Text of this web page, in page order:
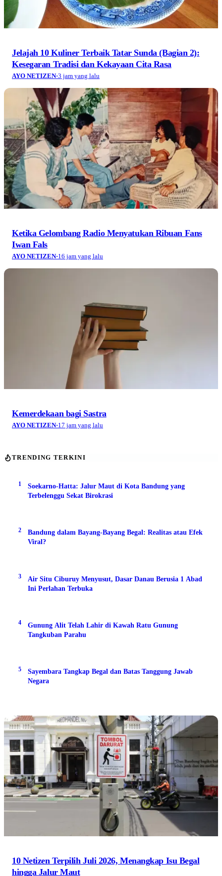
Jelajah 10 Kuliner Terbaik Tatar Sunda (Bagian 2):
Kesegaran Tradisi dan Kekayaan Cita Rasa
AYO NETIZEN·3 jam yang lalu
Ketika Gelombang Radio Menyatukan Ribuan Fans
Iwan Fals
AYO NETIZEN·16 jam yang lalu
Kemerdekaan bagi Sastra
AYO NETIZEN·17 jam yang lalu
TRENDING TERKINI
1
Soekarno-Hatta: Jalur Maut di Kota Bandung yang
Terbelenggu Sekat Birokrasi
2
Bandung dalam Bayang-Bayang Begal: Realitas atau Efek
Viral?
3
Air Situ Ciburuy Menyusut, Dasar Danau Berusia 1 Abad
Ini Perlahan Terbuka
4
Gunung Alit Telah Lahir di Kawah Ratu Gunung
Tangkuban Parahu
5
Sayembara Tangkap Begal dan Batas Tanggung Jawab
Negara
10 Netizen Terpilih Juli 2026, Menangkap Isu Begal
hingga Jalur Maut